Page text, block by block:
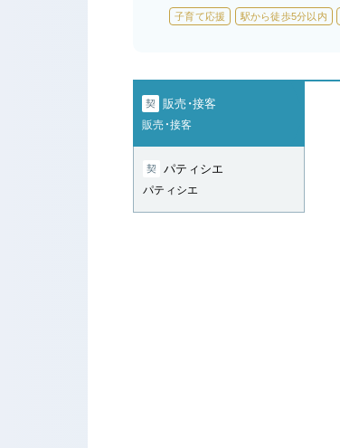
子育て応援 駅から徒歩5分以内
契 販売・接客
販売・接客
契 パティシエ
パティシエ